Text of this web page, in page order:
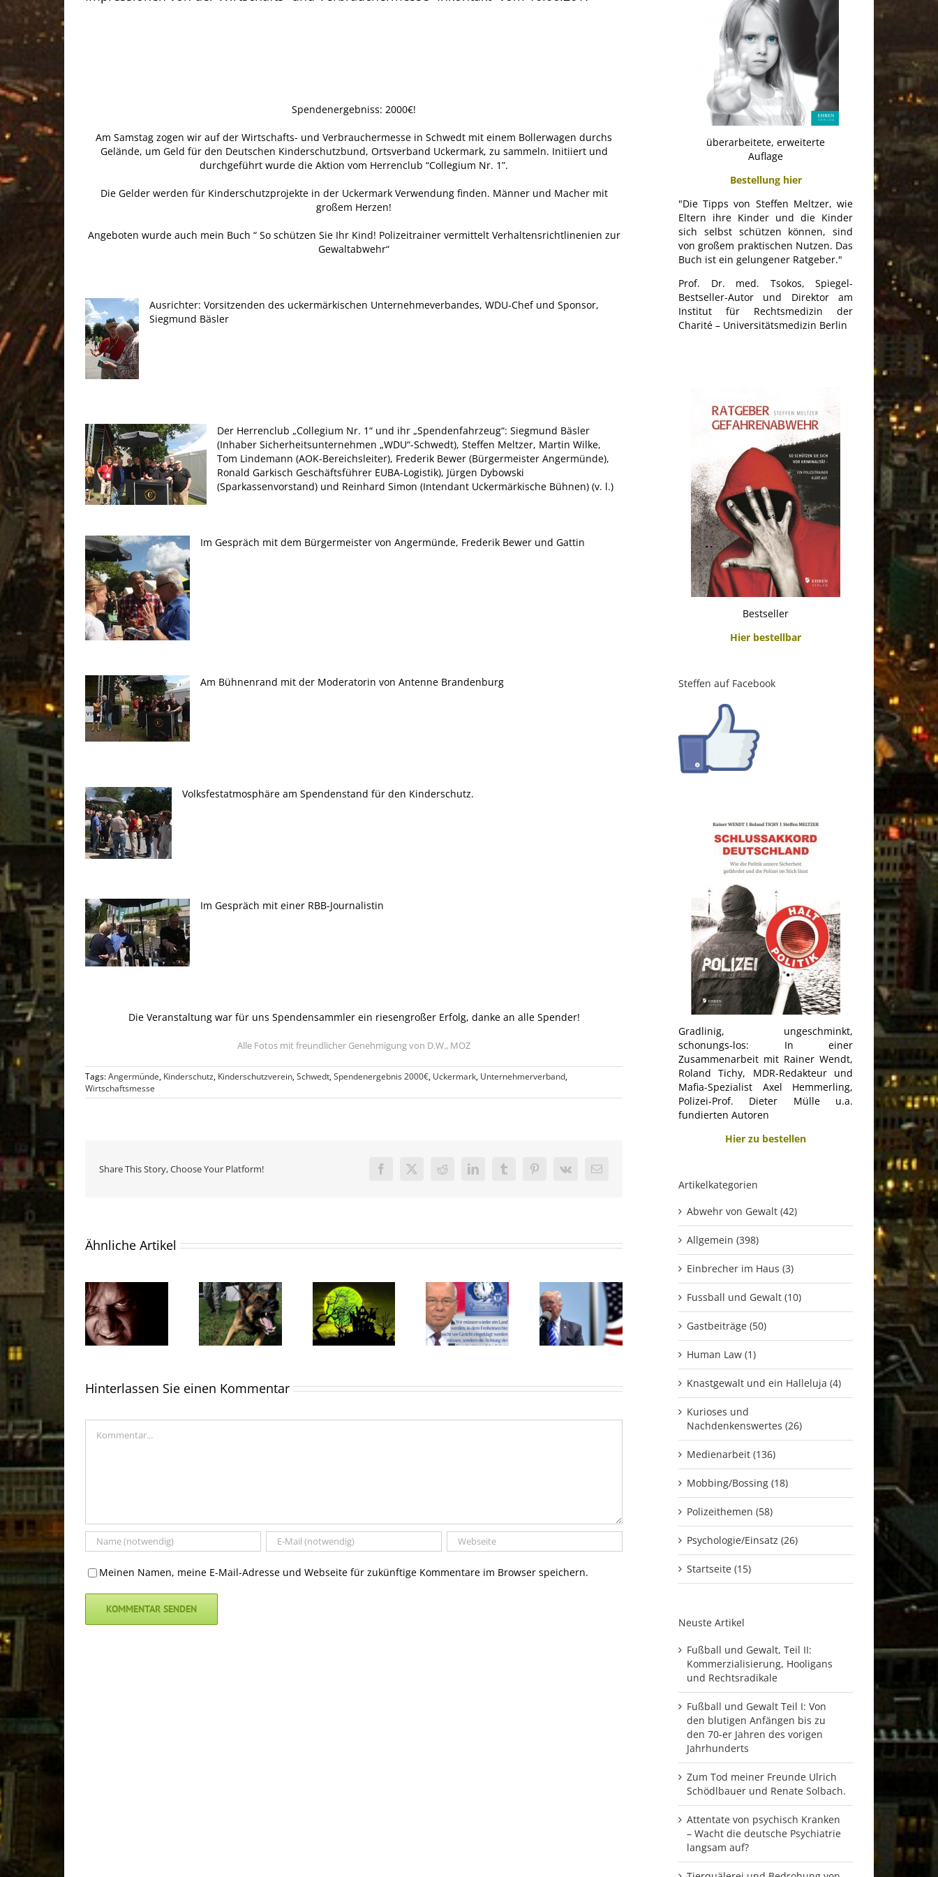
Spendenergebniss: 2000€!
Am Samstag zogen wir auf der Wirtschafts- und Verbrauchermesse in Schwedt mit einem Bollerwagen durchs
Gelände, um Geld für den Deutschen Kinderschutzbund, Ortsverband Uckermark, zu sammeln. Initiiert und
durchgeführt wurde die Aktion vom Herrenclub “Collegium Nr. 1”.
Die Gelder werden für Kinderschutzprojekte in der Uckermark Verwendung finden. Männer und Macher mit
großem Herzen!
Angeboten wurde auch mein Buch “ So schützen Sie Ihr Kind! Polizeitrainer vermittelt Verhaltensrichtlinenien zur
Gewaltabwehr“
Ausrichter: Vorsitzenden des uckermärkischen Unternehmeverbandes, WDU-Chef und Sponsor,
Siegmund Bäsler
Der Herrenclub „Collegium Nr. 1“ und ihr „Spendenfahrzeug“: Siegmund Bäsler
(Inhaber Sicherheitsunternehmen „WDU“-Schwedt), Steffen Meltzer, Martin Wilke,
Tom Lindemann (AOK-Bereichsleiter), Frederik Bewer (Bürgermeister Angermünde),
Ronald Garkisch Geschäftsführer EUBA-Logistik), Jürgen Dybowski
(Sparkassenvorstand) und Reinhard Simon (Intendant Uckermärkische Bühnen) (v. l.)
Im Gespräch mit dem Bürgermeister von Angermünde, Frederik Bewer und Gattin
Am Bühnenrand mit der Moderatorin von Antenne Brandenburg
Volksfestatmosphäre am Spendenstand für den Kinderschutz.
Im Gespräch mit einer RBB-Journalistin
Die Veranstaltung war für uns Spendensammler ein riesengroßer Erfolg, danke an alle Spender!
Alle Fotos mit freundlicher Genehmigung von D.W., MOZ
Tags:Angermünde, Kinderschutz, Kinderschutzverein,Schwedt,Spendenergebnis 2000€, Uckermark, Unternehmerverband,
Wirtschaftsmesse
Share This Story, Choose Your Platform! Facebook
X Reddit LinkedInTumblrPinterest
Vk
E-
Ähnliche Artikel
Hinterlassen Sie einen Kommentar
Meinen Namen, meine E-Mail-Adresse und Webseite für zukünftige Kommentare im Browser speichern.
überarbeitete, erweiterte
Auflage
Bestellung hier
"Die Tipps von Steffen Meltzer, wie
Eltern ihre Kinder und die Kinder
sich selbst schützen können, sind
von großem praktischen Nutzen. Das
Buch ist ein gelungener Ratgeber."
Prof. Dr. med. Tsokos, Spiegel-
Bestseller-Autor und Direktor am
Institut für Rechtsmedizin der
Charité – Universitätsmedizin Berlin
Bestseller
Hier bestellbar
Steffen auf Facebook
Gradlinig, ungeschminkt,
schonungs-los: In einer
Zusammenarbeit mit Rainer Wendt,
Roland Tichy, MDR-Redakteur und
Mafia-Spezialist Axel Hemmerling,
Polizei-Prof. Dieter Mülle u.a.
fundierten Autoren
Hier zu bestellen
Artikelkategorien
Abwehr von Gewalt (42)
Allgemein (398)
Einbrecher im Haus (3)
Fussball und Gewalt (10)
Gastbeiträge (50)
Human Law (1)
Knastgewalt und ein Halleluja (4)
Kurioses und
Nachdenkenswertes (26)
Medienarbeit (136)
Mobbing/Bossing (18)
Polizeithemen (58)
Psychologie/Einsatz (26)
Startseite (15)
Neuste Artikel
Fußball und Gewalt, Teil II:
Kommerzialisierung, Hooligans
und Rechtsradikale
Fußball und Gewalt Teil I: Von
den blutigen Anfängen bis zu
den 70-er Jahren des vorigen
Jahrhunderts
Zum Tod meiner Freunde Ulrich
Schödlbauer und Renate Solbach.
Attentate von psychisch Kranken
– Wacht die deutsche Psychiatrie
langsam auf?